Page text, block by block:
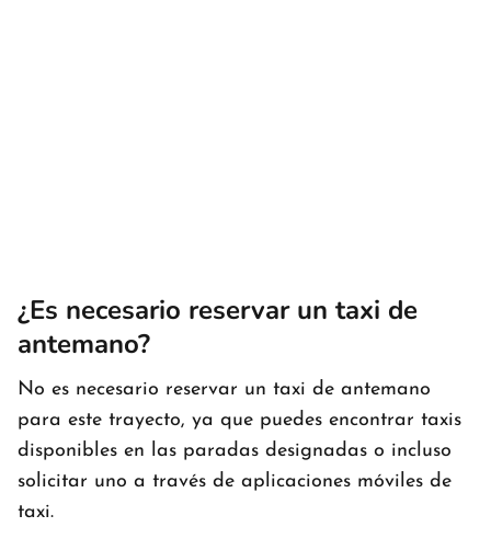
¿Es necesario reservar un taxi de
antemano?
No es necesario reservar un taxi de antemano
para este trayecto, ya que puedes encontrar taxis
disponibles en las paradas designadas o incluso
solicitar uno a través de aplicaciones móviles de
taxi.